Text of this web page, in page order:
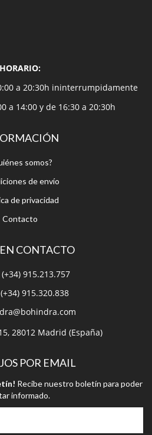
HORARIO:
a 20:30h ininterrumpidamente
a 14:00 y de 16:30 a 20:30h
somos?
de envío
de privacidad
Contacto
CONTACTO
915.213.757
915.320.838
28012 Madrid (España)
POR EMAIL
Recibe nuestro boletín para poder
informado.